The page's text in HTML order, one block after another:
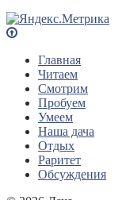
Главная
Читаем
Смотрим
Пробуем
Умеем
Наша дача
Отдых
Раритет
Обсуждения